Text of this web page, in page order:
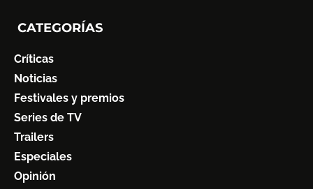
CATEGORÍAS
Críticas
Noticias
Festivales y premios
Series de TV
Trailers
Especiales
Opinión